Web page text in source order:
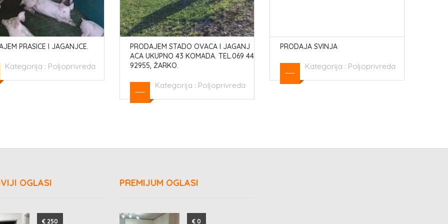
PRASICE I JAGANJCE.
Kategorija : Poljoprivreda
PRODAJEM STADO OVACA I JAGANJ
ACA UKUPNO 43 KOMADA. TEL.069 44
92955, ŽARKO.
Kategorija : Poljoprivreda
PRODAJA SVINJA
Kategorija : Poljoprivreda
OGLASI PREMIJUM OGLASI